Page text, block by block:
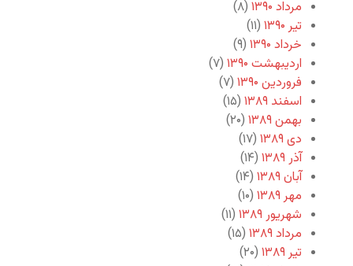
مرداد ۱۳۹۰
(۸)
تیر ۱۳۹۰
(۱۱)
خرداد ۱۳۹۰
(۹)
اردیبهشت ۱۳۹۰
(۷)
فروردین ۱۳۹۰
(۷)
اسفند ۱۳۸۹
(۱۵)
بهمن ۱۳۸۹
(۲۰)
دی ۱۳۸۹
(۱۷)
آذر ۱۳۸۹
(۱۴)
آبان ۱۳۸۹
(۱۴)
مهر ۱۳۸۹
(۱۰)
شهریور ۱۳۸۹
(۱۱)
مرداد ۱۳۸۹
(۱۵)
تیر ۱۳۸۹
(۲۰)